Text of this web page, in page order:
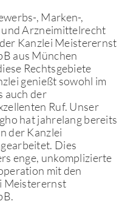
, Marken-,
Arzneimittelrecht
Kanzlei Meisterernst
aus München
Rechtsgebiete
genießt sowohl im
auch der
Ruf. Unser
hat jahrelang bereits
der Kanzlei
Dies
enge, unkomplizierte
mit den
Meisterernst